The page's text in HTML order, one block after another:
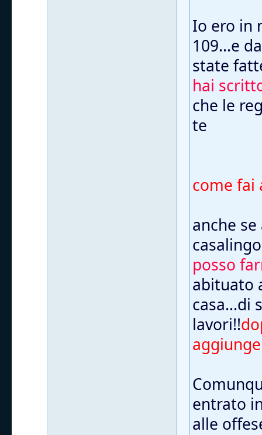
Io ero in
109...e
state
hai
che le
te
come fai
anche
posso
abituato
casa...di
lavori!!
entrato
alle